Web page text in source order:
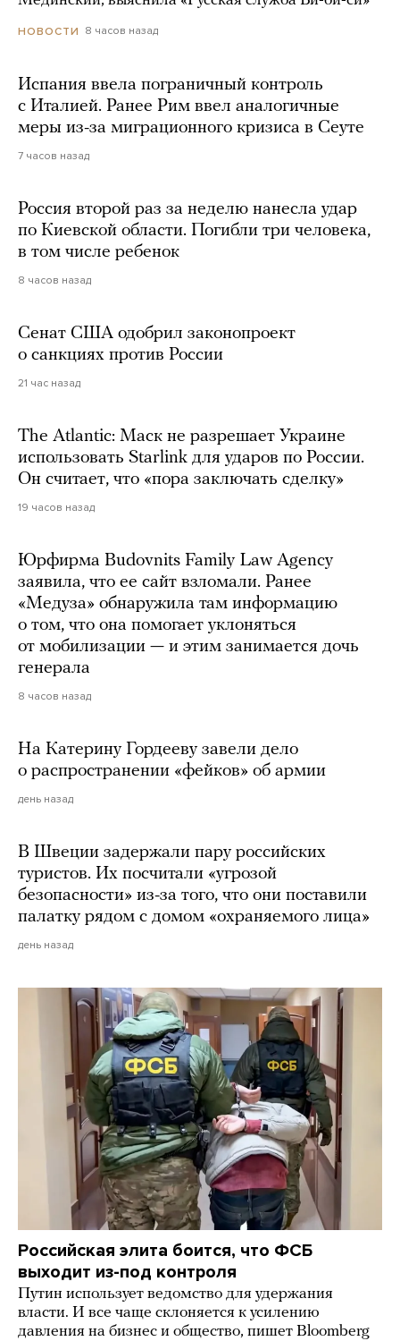
НОВОСТИ 8 часов назад
Испания ввела пограничный контроль
с Италией. Ранее Рим ввел аналогичные
меры из-за миграционного кризиса в Сеуте
7 часов назад
Россия второй раз за неделю нанесла удар
по Киевской области. Погибли три человека,
в том числе ребенок
8 часов назад
Сенат США одобрил законопроект
о санкциях против России
21 час назад
The Atlantic: Маск не разрешает Украине
использовать Starlink для ударов по России.
Он считает, что «пора заключать сделку»
19 часов назад
Юрфирма Budovnits Family Law Agency
заявила, что ее сайт взломали. Ранее
«Медуза» обнаружила там информацию
о том, что она помогает уклоняться
от мобилизации — и этим занимается дочь
генерала
8 часов назад
На Катерину Гордееву завели дело
о распространении «фейков» об армии
день назад
В Швеции задержали пару российских
туристов. Их посчитали «угрозой
безопасности» из-за того, что они поставили
палатку рядом с домом «охраняемого лица»
день назад
Российская элита боится, что ФСБ
выходит из-под контроля
Путин использует ведомство для удержания
власти. И все чаще склоняется к усилению
давления на бизнес и общество, пишет Bloomberg